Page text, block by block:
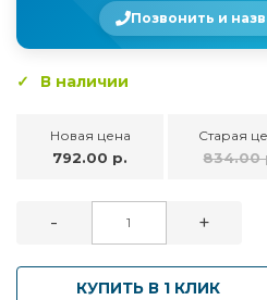
Позвонить и
В наличии
Новая цена
792.00 р.
Старая
834.00
- +
КУПИТЬ В 1 КЛИК